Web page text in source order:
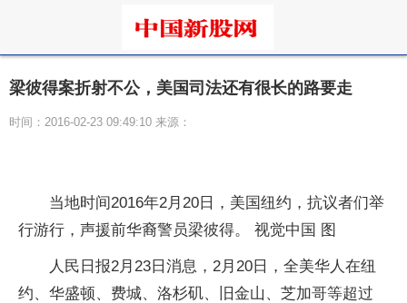
梁彼得案折射不公，美国司法还有很长的路要走
时间：2016-02-23 09:49:10 来源：
当地时间2016年2月20日，美国纽约，抗议者们举
行游行，声援前华裔警员梁彼得。 视觉中国 图
人民日报2月23日消息，2月20日，全美华人在纽
约、华盛顿、费城、洛杉矶、旧金山、芝加哥等超过